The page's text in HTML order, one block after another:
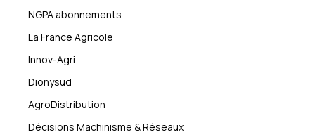
NGPA abonnements
La France Agricole
Innov-Agri
Dionysud
AgroDistribution
Décisions Machinisme & Réseaux